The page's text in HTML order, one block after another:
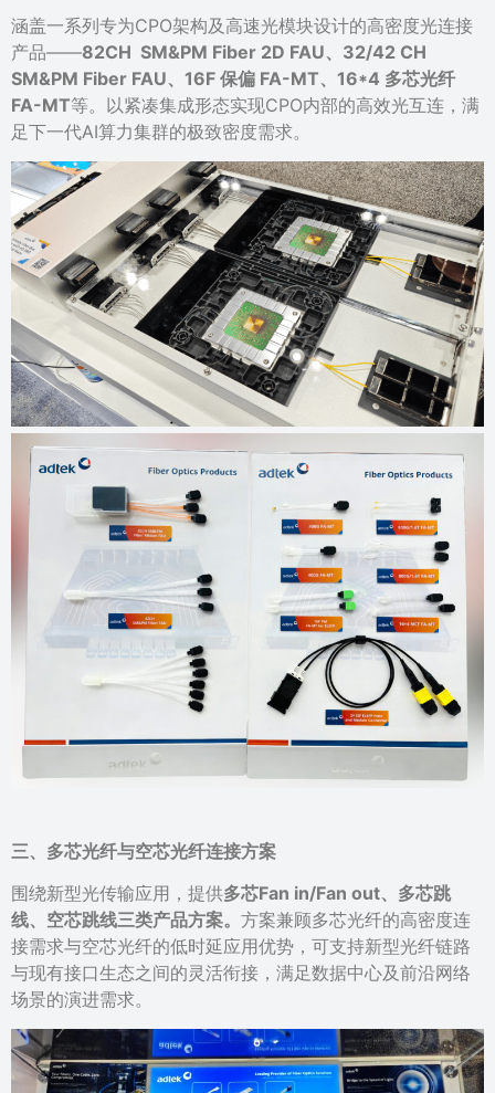
涵盖一系列专为CPO架构及高速光模块设计的高密度光连接
产品——82CH SM&PM Fiber 2D FAU、32/42 CH
SM&PM Fiber FAU、16F 保偏 FA-MT、16*4 多芯光纤
FA-MT等。以紧凑集成形态实现CPO内部的高效光互连，满
足下一代AI算力集群的极致密度需求。
三、 多芯光纤与空芯光纤连接方案
围绕新型光传输应用，提供多芯Fan in/Fan out、多芯跳
线、空芯跳线三类产品方案。 方案兼顾多芯光纤的高密度连
接需求与空芯光纤的低时延应用优势，可支持新型光纤链路
与现有接口生态之间的灵活衔接，满足数据中心及前沿网络
场景的演进需求。